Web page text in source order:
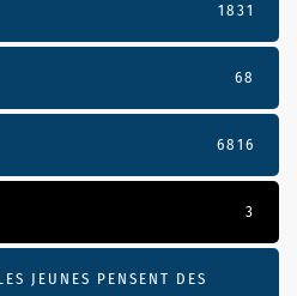
1831
68
6816
3
JEUNES PENSENT DES